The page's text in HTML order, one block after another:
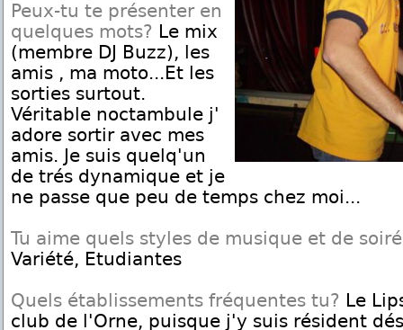
Peux-tu te présenter en
quelques mots? Le mix
(membre DJ Buzz), les
amis , ma moto...Et les
sorties surtout.
Véritable noctambule j'
adore sortir avec mes
amis. Je suis quelq'un
de trés dynamique et je
ne passe que peu de temps chez moi...
Tu aime quels styles de musique et de
Variété, Etudiantes
Quels établissements fréquentes tu? Le
club de l'Orne, puisque j'y suis résident